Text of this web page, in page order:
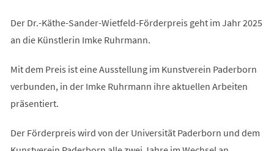
Der Dr.-Käthe-Sander-Wietfeld-Förderpreis geht im Jahr 2025
an die Künstlerin Imke Ruhrmann.
Mit dem Preis ist eine Ausstellung im Kunstverein Paderborn
verbunden, in der Imke Ruhrmann ihre aktuellen Arbeiten
präsentiert.
Der Förderpreis wird von der Universität Paderborn und dem